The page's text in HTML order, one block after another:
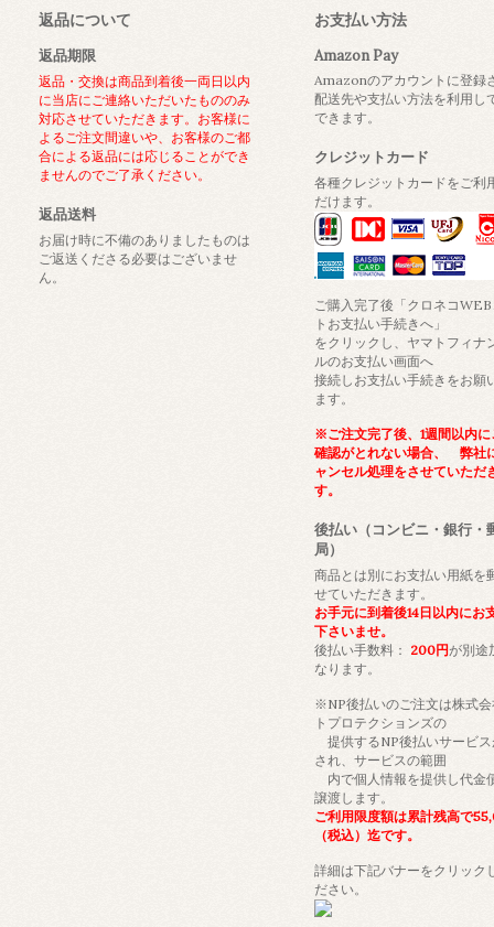
返品について
返品期限
返品・交換は商品到着後一両日以内
に当店にご連絡いただいたもののみ
対応させていただきます。お客様に
よるご注文間違いや、お客様のご都
合による返品には応じることができ
ませんのでご了承ください。
返品送料
お届け時に不備のありましたものは
ご返送くださる必要はございませ
ん。
お支払い方法
Amazon Pay
Amazonのアカウントに登録
配送先や支払い方法を利用し
できます。
クレジットカード
各種クレジットカードをご利
だけます。
ご購入完了後「クロネコ
トお支払い手続きへ」
をクリックし、ヤマトフィナ
ルのお支払い画面へ
接続しお支払い手続きをお願
ます。
※ご注文完了後、1週間以内に
確認がとれない場合、 弊社
ャンセル処理をさせていただ
す。
後払い（コンビニ・銀行・
局）
商品とは別にお支払い用紙を
せていただきます。
お手元に到着後14日以内にお
下さいませ。
後払い手数料： 200円が別途
なります。
※NP後払いのご注文は株式
トプロテクションズの
提供するNP後払いサービス
され、サービスの範囲
内で個人情報を提供し代金
譲渡します。
ご利用限度額は累計残高で
（税込）迄です。
詳細は下記バナーをクリック
ださい。